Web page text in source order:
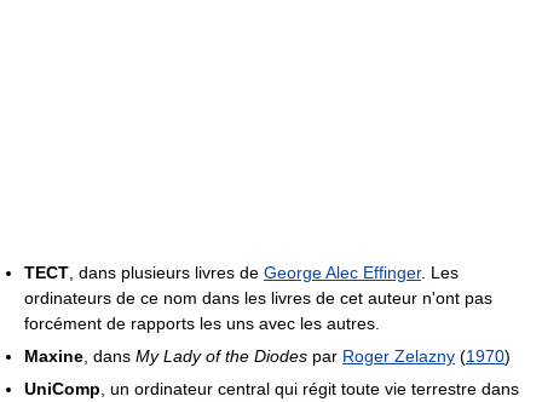
TECT , dans plusieurs livres de George Alec Effinger. Les
ordinateurs de ce nom dans les livres de cet auteur n'ont pas
forcément de rapports les uns avec les autres.
Maxine , dans My Lady of the Diodes par Roger Zelazny (1970)
UniComp , un ordinateur central qui régit toute vie terrestre dans